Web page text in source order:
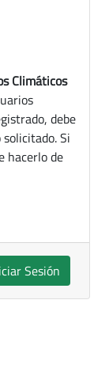
Climáticos
debe
Si
hacerlo de
Sesión